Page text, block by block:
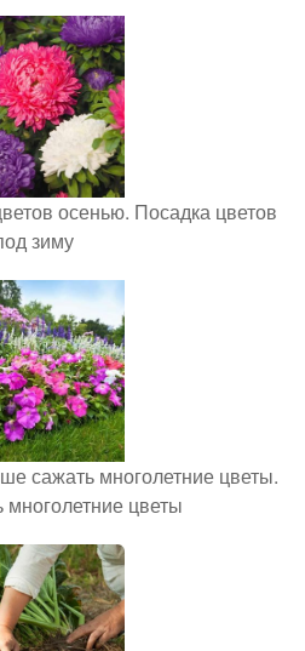
осенью. Посадка цветов
зиму
сажать многолетние цветы.
многолетние цветы